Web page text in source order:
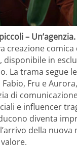
–
creazione
disponibile in
La trama segue
Fru e
di
e influencer
diventa
della nuova